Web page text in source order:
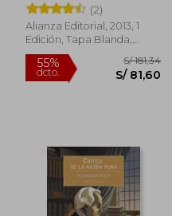
(2)
Alianza Editorial, 2013, 1
Edición, Tapa Blanda,
Nuevo